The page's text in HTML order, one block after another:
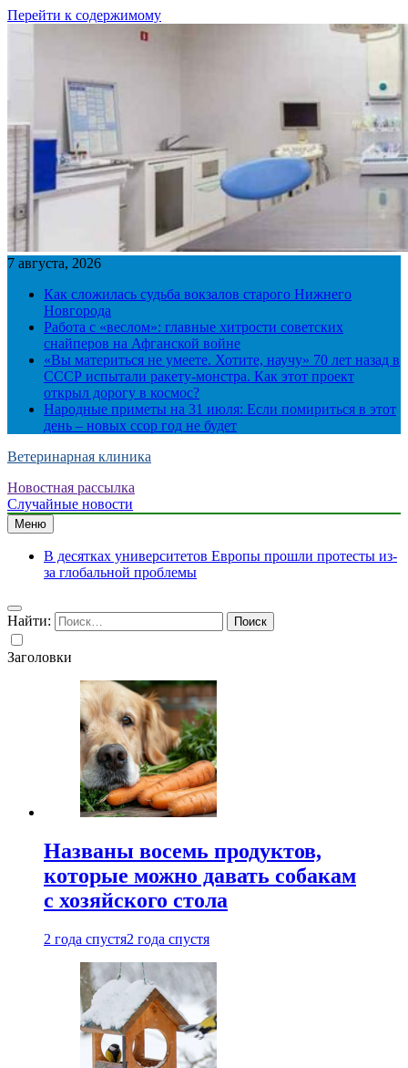
Перейти к содержимому
7 августа, 2026
Как сложилась судьба вокзалов старого Нижнего
Новгорода
Работа с «веслом»: главные хитрости советских
снайперов на Афганской войне
«Вы материться не умеете. Хотите, научу» 70 лет назад в
СССР испытали ракету-монстра. Как этот проект
открыл дорогу в космос?
Народные приметы на 31 июля: Если помириться в этот
день – новых ссор год не будет
Ветеринарная клиника
Новостная рассылка
Случайные новости
Меню
В десятках университетов Европы прошли протесты из-
за глобальной проблемы
Найти:
Заголовки
Названы восемь продуктов,
которые можно давать собакам
с хозяйского стола
2 года спустя2 года спустя